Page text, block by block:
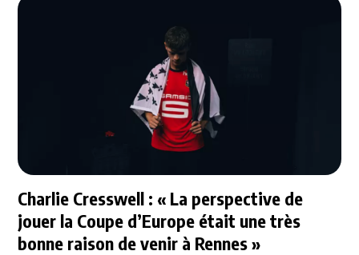
Charlie Cresswell : « La perspective de
jouer la Coupe d’Europe était une très
bonne raison de venir à Rennes »